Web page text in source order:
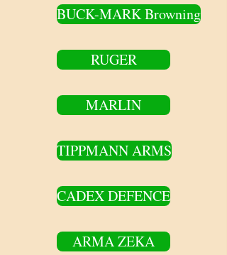
BUCK-MARK Browning
RUGER
MARLIN
TIPPMANN ARMS
CADEX DEFENCE
ARMA ZEKA